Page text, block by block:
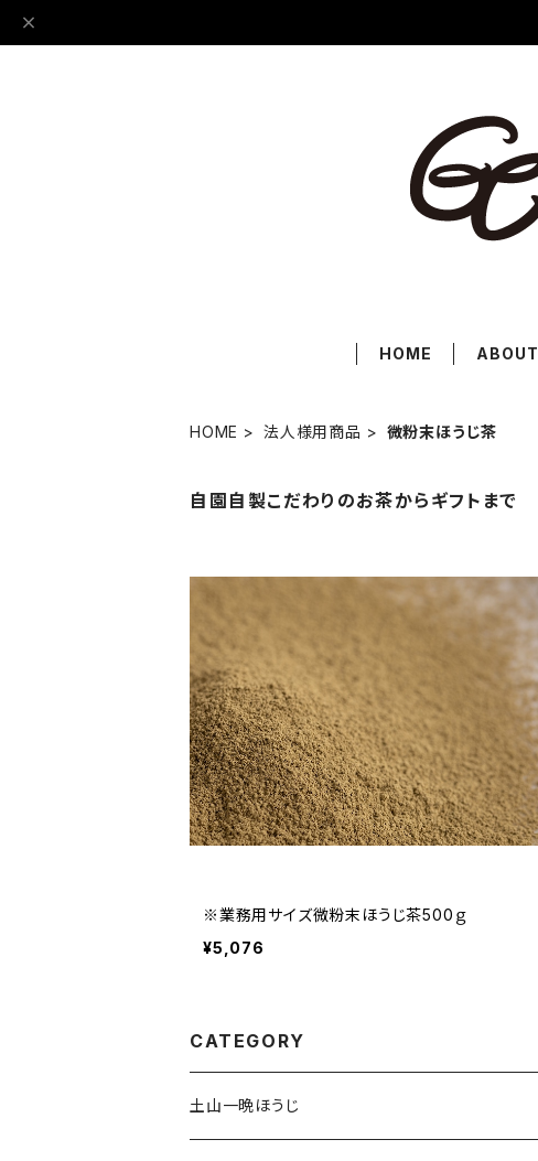
HOME ABOUT
HOME 法人様用商品 微粉末ほうじ茶
自園自製こだわりのお茶からギフトまで
※業務用サイズ微粉末ほうじ茶500ｇ
¥5,076
CATEGORY
土山一晩ほうじ